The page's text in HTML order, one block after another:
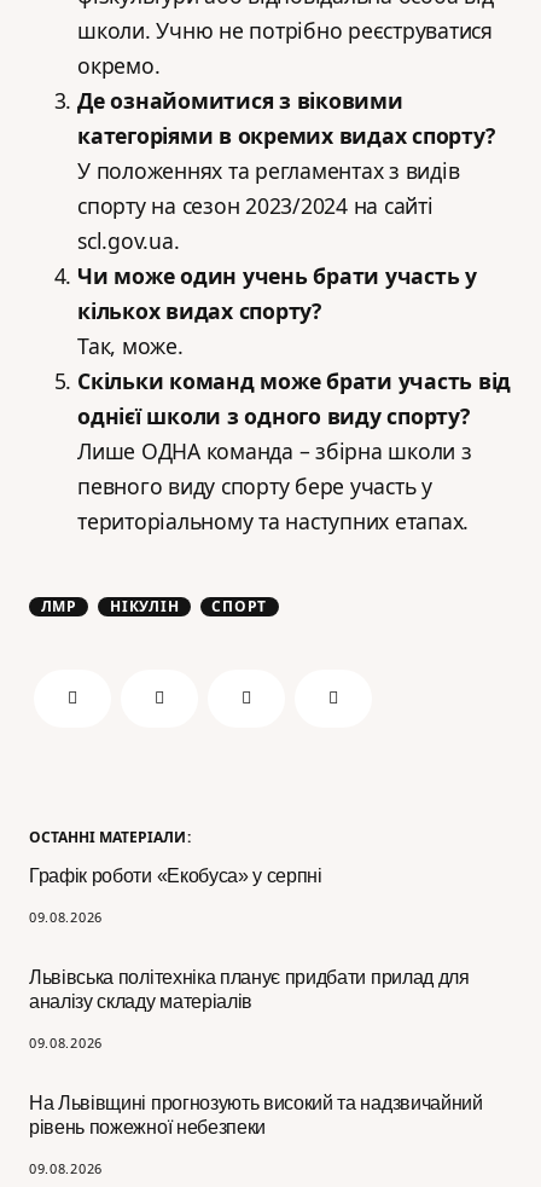
ОСТАННІ МАТЕРІАЛИ:
Графік роботи «Екобуса» у серпні
09.08.2026
Львівська політехніка планує придбати прилад для
аналізу складу матеріалів
09.08.2026
На Львівщині прогнозують високий та надзвичайний
рівень пожежної небезпеки
09.08.2026
школи. Учню не потрібно реєструватися
окремо.
Де ознайомитися з віковими
категоріями в окремих видах спорту?
У положеннях та регламентах з видів
спорту на сезон 2023/2024 на сайті
scl.gov.ua.
Чи може один учень брати участь у
кількох видах спорту?
Так, може.
Скільки команд може брати участь від
однієї школи з одного виду спорту?
Лише ОДНА команда – збірна школи з
певного виду спорту бере участь у
територіальному та наступних етапах.
ЛМР НІКУЛІН СПОРТ